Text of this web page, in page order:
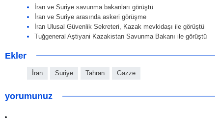
İran ve Suriye savunma bakanları görüştü
İran ve Suriye arasında askeri görüşme
İran Ulusal Güvenlik Sekreteri, Kazak mevkidaşı ile görüştü
Tuğgeneral Aştiyani Kazakistan Savunma Bakanı ile görüştü
Ekler
İran Suriye Tahran Gazze
yorumunuz